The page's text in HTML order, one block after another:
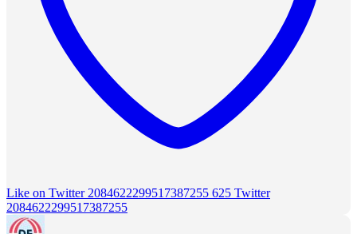
Like on Twitter 2084622299517387255 625 Twitter
2084622299517387255